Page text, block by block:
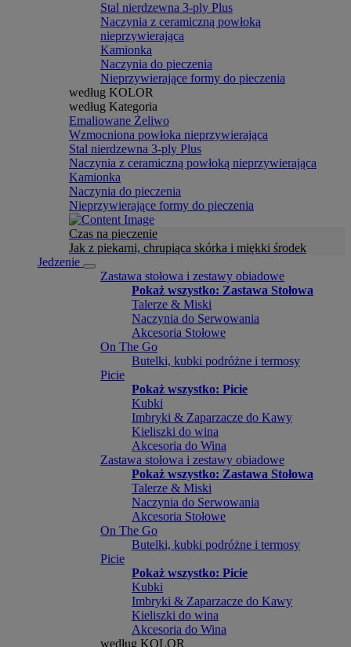
Stal nierdzewna 3-ply Plus
Naczynia z ceramiczną powłoką
nieprzywierająca
Kamionka
Naczynia do pieczenia
Nieprzywierające formy do pieczenia
według KOLOR
według Kategoria
Emaliowane Żeliwo
Wzmocniona powłoka nieprzywierająca
Stal nierdzewna 3-ply Plus
Naczynia z ceramiczną powłoką nieprzywierająca
Kamionka
Naczynia do pieczenia
Nieprzywierające formy do pieczenia
Czas na pieczenie
Jak z piekarni, chrupiąca skórka i miękki środek
Jedzenie
Zastawa stołowa i zestawy obiadowe
Pokaż wszystko: Zastawa Stołowa
Talerze & Miski
Naczynia do Serwowania
Akcesoria Stołowe
On The Go
Butelki, kubki podróżne i termosy
Picie
Pokaż wszystko: Picie
Kubki
Imbryki & Zaparzacze do Kawy
Kieliszki do wina
Akcesoria do Wina
Zastawa stołowa i zestawy obiadowe
Pokaż wszystko: Zastawa Stołowa
Talerze & Miski
Naczynia do Serwowania
Akcesoria Stołowe
On The Go
Butelki, kubki podróżne i termosy
Picie
Pokaż wszystko: Picie
Kubki
Imbryki & Zaparzacze do Kawy
Kieliszki do wina
Akcesoria do Wina
według KOLOR